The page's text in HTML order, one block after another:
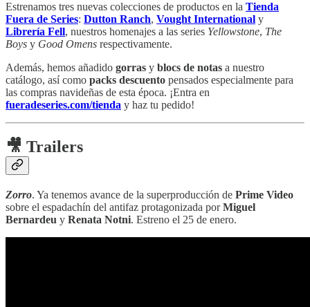
Estrenamos tres nuevas colecciones de productos en la Tienda
Fuera de Series: Dutton Ranch, Vought International y
Librería Fell, nuestros homenajes a las series Yellowstone, The
Boys y Good Omens respectivamente.
Además, hemos añadido gorras y blocs de notas a nuestro
catálogo, así como packs descuento pensados especialmente para
las compras navideñas de esta época. ¡Entra en
fueradeseries.com/tienda y haz tu pedido!
🎥 Trailers
Zorro. Ya tenemos avance de la superproducción de Prime Video
sobre el espadachín del antifaz protagonizada porMiguel
Bernardeu y Renata Notni. Estreno el 25 de enero.